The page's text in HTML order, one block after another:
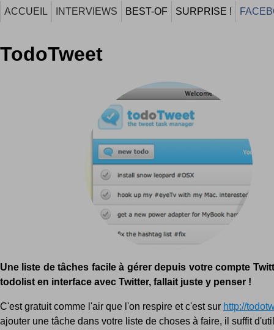
ACCUEIL INTERVIEWS BEST-OF SURPRISE !
TodoTweet
Une liste de tâches facile à gérer depuis votre compte
todolist en interface avec Twitter, fallait juste y penser !
C'est gratuit comme l'air que l'on respire et c'est sur http://
ajouter une tâche dans votre liste de choses à faire, il suffit